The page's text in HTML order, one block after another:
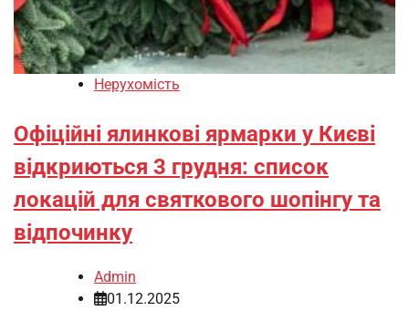
Нерухомість
Офіційні ялинкові ярмарки у Києві
відкриються 3 грудня: список
локацій для святкового шопінгу та
відпочинку
Admin
01.12.2025